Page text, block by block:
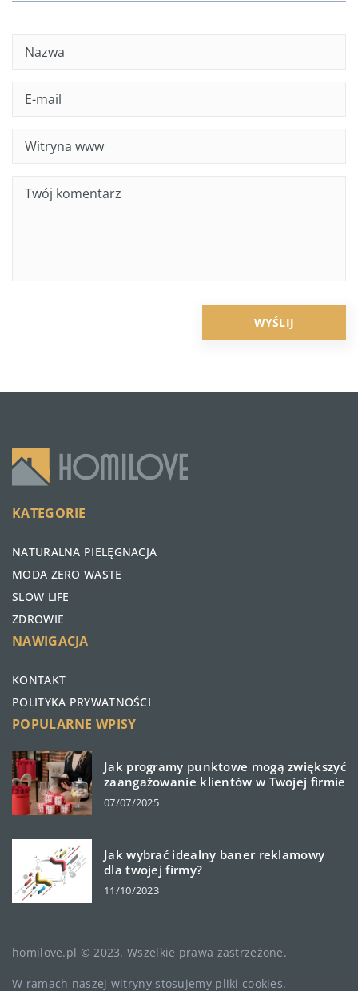
KATEGORIE
NATURALNA PIELĘGNACJA
MODA ZERO WASTE
SLOW LIFE
ZDROWIE
NAWIGACJA
KONTAKT
POLITYKA PRYWATNOŚCI
POPULARNE WPISY
Jak programy punktowe mogą zwiększyć
zaangażowanie klientów w Twojej firmie
07/07/2025
Jak wybrać idealny baner reklamowy
dla twojej firmy?
11/10/2023
homilove.pl © 2023. Wszelkie prawa zastrzeżone.
W ramach naszej witryny stosujemy pliki cookies.